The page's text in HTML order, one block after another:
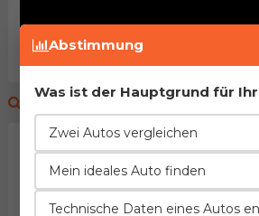
Fahrzeughistorie prüfen
Abstimmung
Was ist der Hauptgrund für
Zwei Autos vergleichen
Mein ideales Auto finden
Technische Daten eines Autos